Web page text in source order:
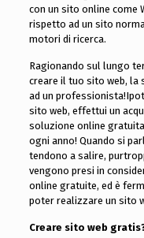
con un sito online come
rispetto ad un sito
motori di ricerca.
Ragionando sul lungo
creare il tuo sito web, la
ad un
sito web, effettui un
soluzione online
ogni anno! Quando si
tendono a salire,
vengono presi in
online gratuite, ed è
poter realizzare un sito
Creare sito web